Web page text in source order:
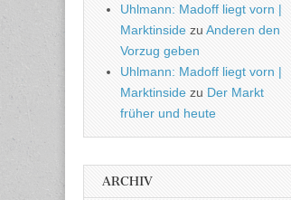
Uhlmann: Madoff liegt vorn |
Marktinside zu Anderen den
Vorzug geben
Uhlmann: Madoff liegt vorn |
Marktinside zu Der Markt
früher und heute
ARCHIV